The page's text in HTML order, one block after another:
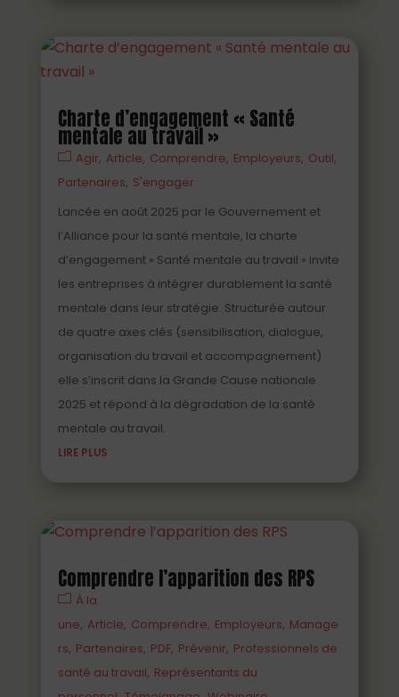
Charte d’engagement « Santé
mentale au travail »
Agir Article Comprendre Employeurs Outil
Partenaires S'engager
Lancée en août 2025 par le Gouvernement et
l’Alliance pour la santé mentale, la charte
d’engagement « Santé mentale au travail » invite
les entreprises à intégrer durablement la santé
mentale dans leur stratégie. Structurée autour
de quatre axes clés (sensibilisation, dialogue,
organisation du travail et accompagnement)
elle s’inscrit dans la Grande Cause nationale
2025 et répond à la dégradation de la santé
mentale au travail.
LIRE PLUS
Comprendre l’apparition des RPS
À la
une Article Comprendre Employeurs Manage
rs Partenaires PDF Prévenir Professionnels de
santé au travail Représentants du